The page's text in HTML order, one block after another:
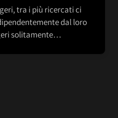
tra i più ricercati ci
dal loro
solitamente…